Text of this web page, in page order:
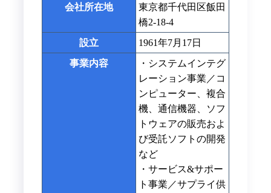
会社所在地
東京都千代田区飯田
橋2-18-4
設立
1961年7月17日
事業内容
・システムインテグ
レーション事業／コ
ンピューター、複合
機、通信機器、ソフ
トウェアの販売およ
び受託ソフトの開発
など
・サービス&サポー
ト事業／サプライ供